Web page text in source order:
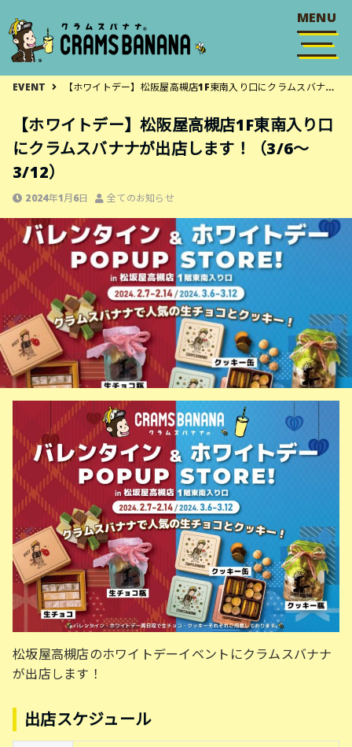
MENU
EVENT 【ホワイトデー】松阪屋高槻店1F東南入り口にクラムスバナナが出店します！（3/6〜3/12）
【ホワイトデー】松阪屋高槻店1F東南入り口
にクラムスバナナが出店します！（3/6〜
3/12）
2024年1月6日 全てのお知らせ
松坂屋高槻店のホワイトデーイベントにクラムスバナナ
が出店します！
出店スケジュール